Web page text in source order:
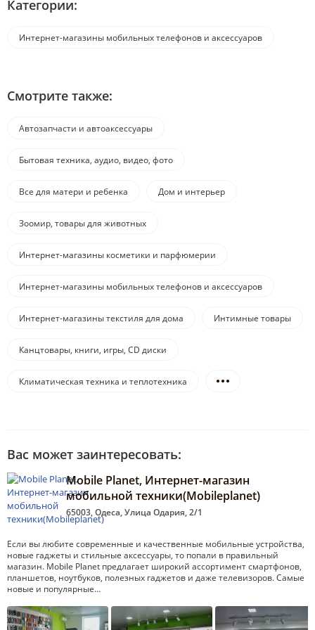
Категории:
Интернет-магазины мобильных телефонов и аксессуаров
Смотрите также:
Автозапчасти и автоаксессуары
Бытовая техника, аудио, видео, фото
Все для матери и ребенка Дом и интерьер
Зоомир, товары для животных
Интернет-магазины косметики и парфюмерии
Интернет-магазины мобильных телефонов и аксессуаров
Интернет-магазины текстиля для дома Интимные товары
Канцтовары, книги, игры, CD диски
Климатическая техника и теплотехника
Вас может заинтересовать:
Mobile Planet, Интернет-магазин
мобильной техники(Mobileplanet)
65003, Одеса, Улица Одария, 2/1
Если вы любите современные и качественные мобильные устройства,
новые гаджеты и стильные аксессуары, то попали в правильный
магазин. Mobile Planet предлагает широкий ассортимент смартфонов,
планшетов, ноутбуков, полезных гаджетов и даже телевизоров. Самые
новые и популярные…